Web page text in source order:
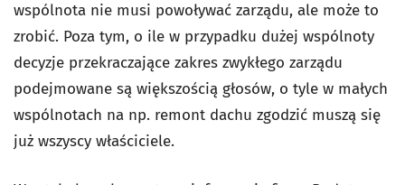
wspólnota nie musi powoływać zarządu, ale może to
zrobić. Poza tym, o ile w przypadku dużej wspólnoty
decyzje przekraczające zakres zwykłego zarządu
podejmowane są większością głosów, o tyle w małych
wspólnotach na np. remont dachu zgodzić muszą się
już wszyscy właściciele.